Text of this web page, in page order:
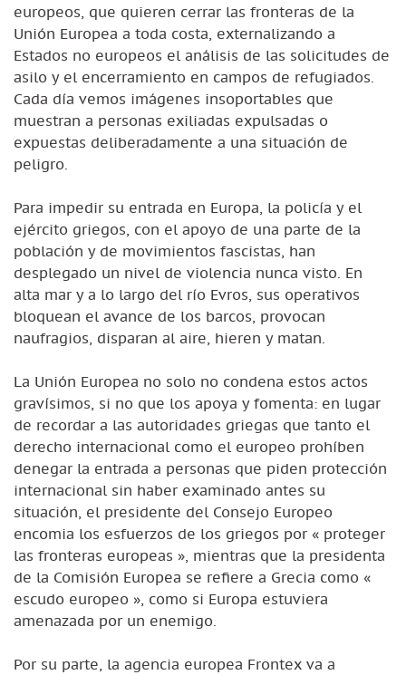
europeos, que quieren cerrar las fronteras de la
Unión Europea a toda costa, externalizando a
Estados no europeos el análisis de las solicitudes de
asilo y el encerramiento en campos de refugiados.
Cada día vemos imágenes insoportables que
muestran a personas exiliadas expulsadas o
expuestas deliberadamente a una situación de
peligro.
Para impedir su entrada en Europa, la policía y el
ejército griegos, con el apoyo de una parte de la
población y de movimientos fascistas, han
desplegado un nivel de violencia nunca visto. En
alta mar y a lo largo del río Evros, sus operativos
bloquean el avance de los barcos, provocan
naufragios, disparan al aire, hieren y matan.
La Unión Europea no solo no condena estos actos
gravísimos, si no que los apoya y fomenta: en lugar
de recordar a las autoridades griegas que tanto el
derecho internacional como el europeo prohíben
denegar la entrada a personas que piden protección
internacional sin haber examinado antes su
situación, el presidente del Consejo Europeo
encomia los esfuerzos de los griegos por « proteger
las fronteras europeas », mientras que la presidenta
de la Comisión Europea se refiere a Grecia como «
escudo europeo », como si Europa estuviera
amenazada por un enemigo.
Por su parte, la agencia europea Frontex va a